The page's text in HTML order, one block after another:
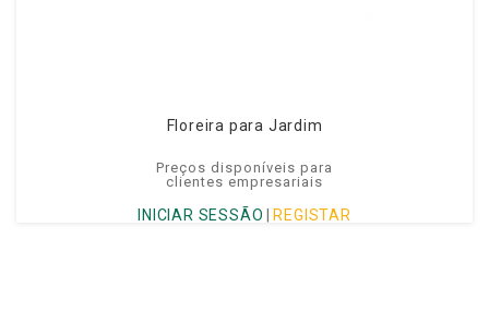
Floreira para Jardim
Preços disponíveis para
clientes empresariais
INICIAR SESSÃO REGISTAR